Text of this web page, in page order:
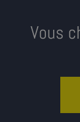
Vous